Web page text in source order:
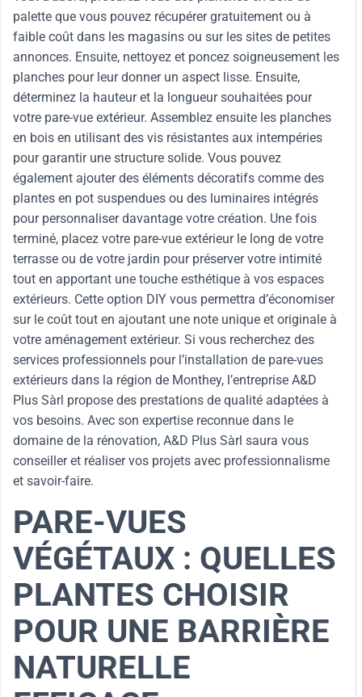
palette que vous pouvez récupérer gratuitement ou à
faible coût dans les magasins ou sur les sites de petites
annonces. Ensuite, nettoyez et poncez soigneusement les
planches pour leur donner un aspect lisse. Ensuite,
déterminez la hauteur et la longueur souhaitées pour
votre pare-vue extérieur. Assemblez ensuite les planches
en bois en utilisant des vis résistantes aux intempéries
pour garantir une structure solide. Vous pouvez
également ajouter des éléments décoratifs comme des
plantes en pot suspendues ou des luminaires intégrés
pour personnaliser davantage votre création. Une fois
terminé, placez votre pare-vue extérieur le long de votre
terrasse ou de votre jardin pour préserver votre intimité
tout en apportant une touche esthétique à vos espaces
extérieurs. Cette option DIY vous permettra d’économiser
sur le coût tout en ajoutant une note unique et originale à
votre aménagement extérieur. Si vous recherchez des
services professionnels pour l’installation de pare-vues
extérieurs dans la région de Monthey, l’entreprise A&D
Plus Sàrl propose des prestations de qualité adaptées à
vos besoins. Avec son expertise reconnue dans le
domaine de la rénovation, A&D Plus Sàrl saura vous
conseiller et réaliser vos projets avec professionnalisme
et savoir-faire.
PARE-VUES
VÉGÉTAUX : QUELLES
PLANTES CHOISIR
POUR UNE BARRIÈRE
NATURELLE